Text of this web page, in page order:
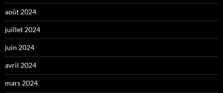
août 2024
juillet 2024
juin 2024
avril 2024
mars 2024